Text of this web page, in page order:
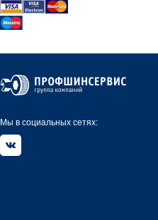
Мы в социальных сетях: